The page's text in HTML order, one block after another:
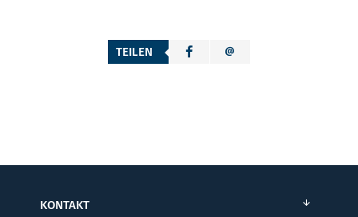
TEILEN
KONTAKT